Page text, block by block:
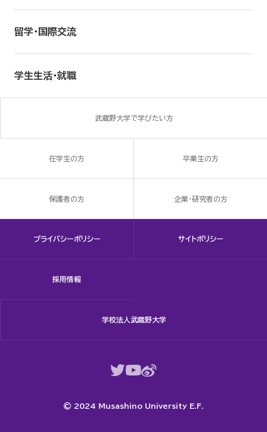
留学・国際交流
学生生活・就職
武蔵野大学で学びたい方
在学生の方 卒業生の方
保護者の方 企業・研究者の方
プライバシーポリシー サイトポリシー
採用情報
学校法人武蔵野大学
© 2024 Musashino University E.F.